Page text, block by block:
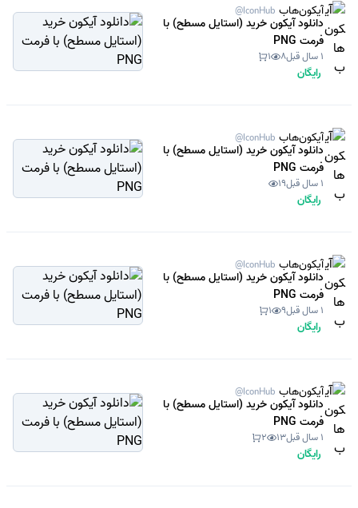
آیکون‌هاب @IconHub
دانلود آیکون خرید (استایل مسطح) با
فرمت PNG
1 سال قبل 8
1
رایگان
آیکون‌هاب @IconHub
دانلود آیکون خرید (استایل مسطح) با
فرمت PNG
1 سال قبل 19
رایگان
آیکون‌هاب @IconHub
دانلود آیکون خرید (استایل مسطح) با
فرمت PNG
1 سال قبل 9
1
رایگان
آیکون‌هاب @IconHub
دانلود آیکون خرید (استایل مسطح) با
فرمت PNG
1 سال قبل 13
2
رایگان